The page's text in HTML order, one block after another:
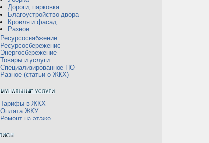
Дороги, парковка
Благоустройство двора
Кровля и фасад
Разное
Ресурсоснабжение
Ресурсосбережение
Энергосбережение
Товары и услуги
Специализированное ПО
Разное (статьи о ЖКХ)
Тарифы в ЖКХ
Оплата ЖКУ
Ремонт на этаже